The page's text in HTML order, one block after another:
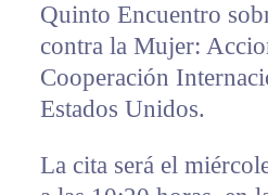
Quinto Encuentro
contra la Mujer:
Cooperación
Estados Unidos.
La cita será el